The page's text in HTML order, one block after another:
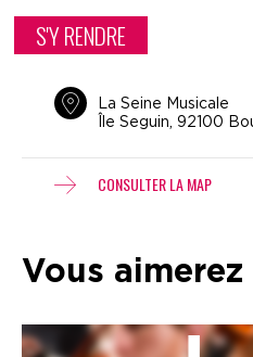
S'Y RENDRE
La Seine Musicale
Île Seguin, 92100
CONSULTER LA MAP
Vous aimerez